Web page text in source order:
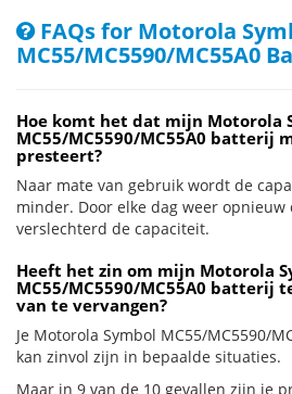
FAQs for Motorola
MC55/MC5590/MC55A0
Hoe komt het dat mijn Motorola
MC55/MC5590/MC55A0 batterij
presteert?
Naar mate van gebruik wordt de
minder. Door elke dag weer
verslechterd de capaciteit.
Heeft het zin om mijn Motorola
MC55/MC5590/MC55A0 batterij
van te vervangen?
Je Motorola Symbol MC55/MC5590/
kan zinvol zijn in bepaalde situaties.
Maar in 9 van de 10 gevallen zijn je